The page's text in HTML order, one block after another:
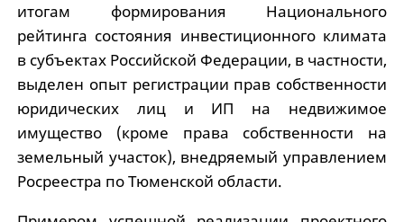
итогам формирования Национального
рейтинга состояния инвестиционного климата
в субъектах Российской Федерации, в частности,
выделен опыт регистрации прав собственности
юридических лиц и ИП на недвижимое
имущество (кроме права собственности на
земельный участок), внедряемый управлением
Росреестра по Тюменской области.